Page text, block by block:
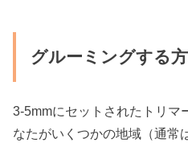
グルーミングする
3-5mmにセットされたトリマ
なたがいくつかの地域（通常